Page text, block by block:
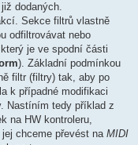
dodaných.
Sekce filtrů vlastně
odfiltrovávat nebo
je ve spodní části
). Základní podmínkou
filtr (filtry) tak, aby po
k případné modifikaci
Nastíním tedy příklad z
na HW kontroleru,
chceme převést na MIDI